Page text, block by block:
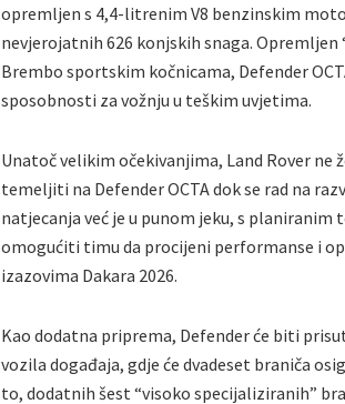
opremljen s 4,4-litrenim V8 benzinskim
nevjerojatnih 626 konjskih snaga.
Brembo sportskim kočnicama, Defender
sposobnosti za vožnju u teškim uvjetima.
Unatoč velikim očekivanjima, Land Rover
temeljiti na Defender OCTA dok se rad na
natjecanja već je u punom jeku, s planiranim
omogućiti timu da procijeni performanse i
izazovima Dakara 2026.
Kao dodatna priprema, Defender će biti
vozila događaja, gdje će dvadeset braniča
to, dodatnih šest “visoko specijaliziranih”